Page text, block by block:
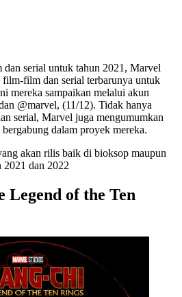
dan serial untuk tahun 2021, Marvel
film dan serial terbarunya untuk
mereka sampaikan melalui akun
@marvel, (11/12). Tidak hanya
serial, Marvel juga mengumumkan
dalam proyek mereka.
akan rilis baik di bioksop maupun
2021 dan 2022
Legend of the Ten